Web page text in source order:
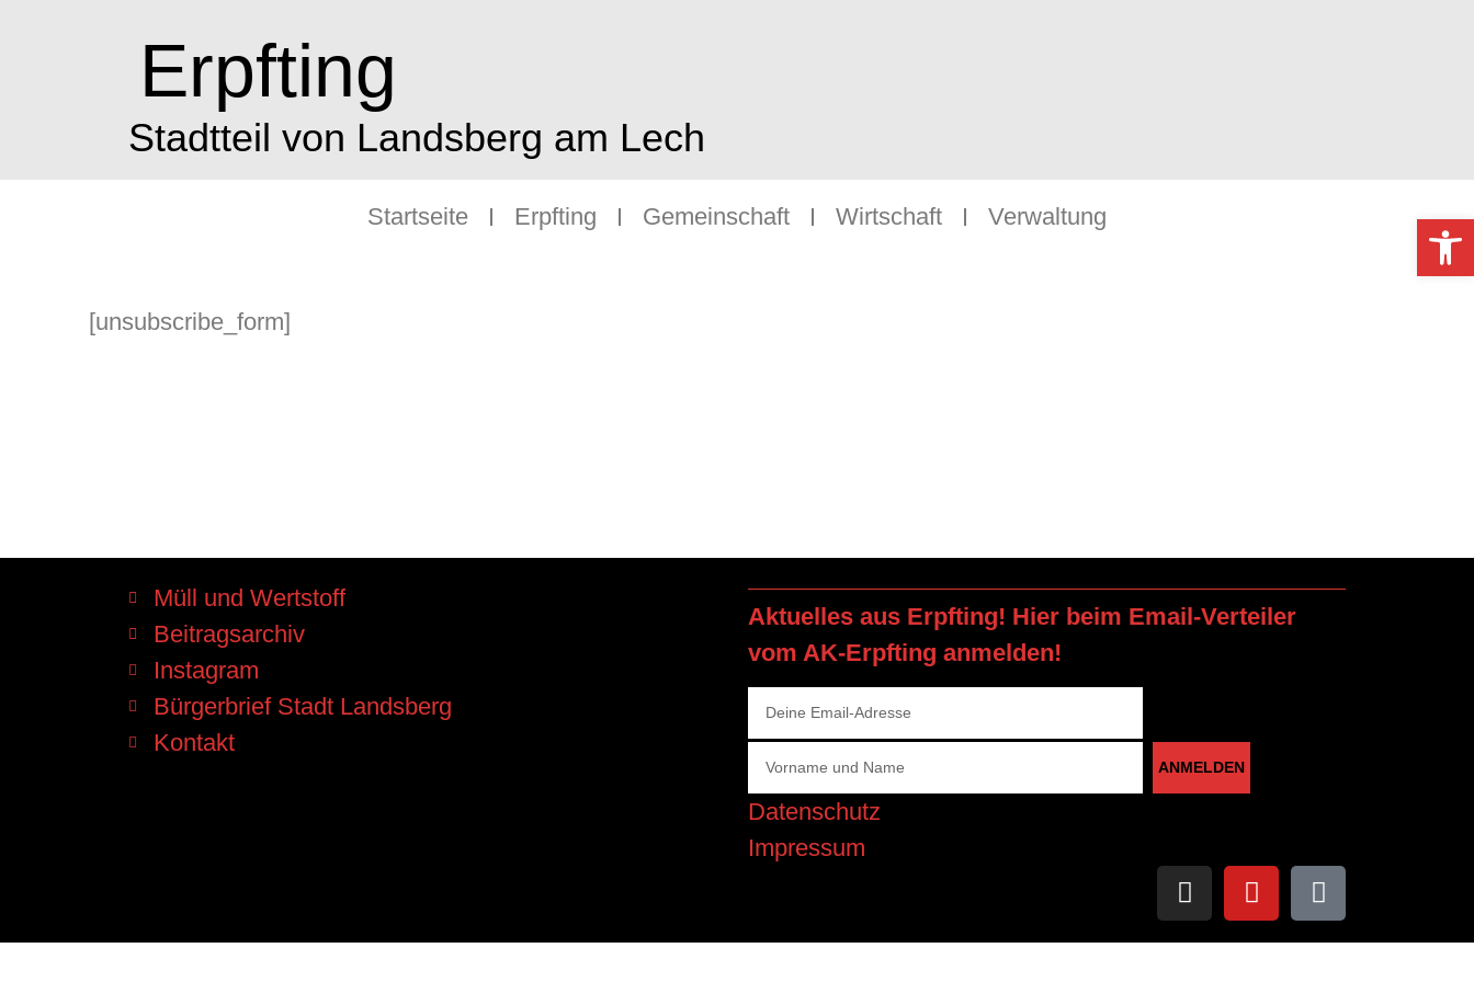
Erpfting
Stadtteil von Landsberg am Lech
Startseite Erpfting Gemeinschaft Wirtschaft Verwaltung
[unsubscribe_form]
Müll und Wertstoff
Beitragsarchiv
Instagram
Bürgerbrief Stadt Landsberg
Kontakt
Aktuelles aus Erpfting! Hier beim Email-Verteiler
vom AK-Erpfting anmelden!
ANMELDEN
Datenschutz
Impressum